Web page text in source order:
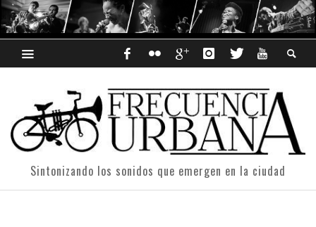
Sintonizando los sonidos que emergen en la ciudad